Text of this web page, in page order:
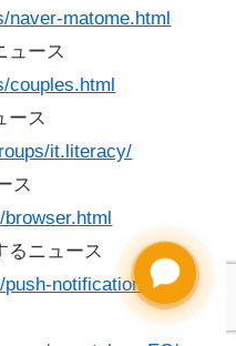
naver-matome.html
ュース
couples.html
ース
it.literacy/
ス
るニュース
notification.html